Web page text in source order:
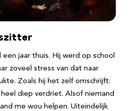
jaar thuis. Hij werd op school
zoveel stress van dat naar
Zoals hij het zelf omschrijft:
diep verdriet. Alsof niemand
me wou helpen. Uiteindelijk